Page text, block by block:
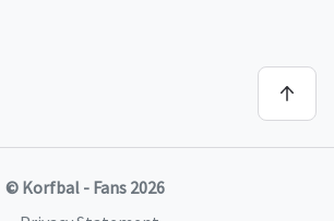
© Korfbal - Fans 2026